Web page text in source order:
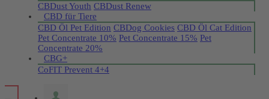
CBDust Youth CBDust Renew
CBD für Tiere
CBD Öl Pet Edition CBDog Cookies CBD Öl Cat Edition
Pet Concentrate 10% Pet Concentrate 15% Pet
Concentrate 20%
CBG+
CoFIT Prevent 4+4